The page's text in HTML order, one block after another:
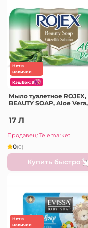
Нет в
наличии
КэшБэк: 9
Мыло туалетное ROJEX,
BEAUTY SOAP, Aloe Vera,
17 Л
Продавец: Telemarket
0(0)
Купить быстро
Нет в
наличии